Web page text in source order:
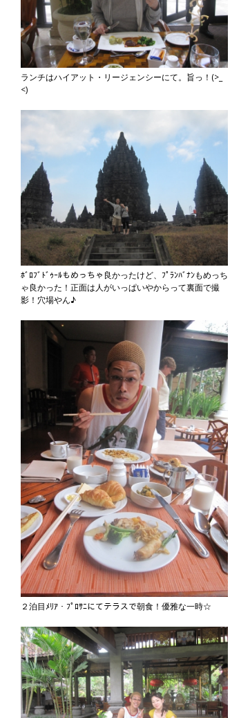
ランチはハイアット・リージェンシーにて。旨っ！(>_
<)
ﾎﾞﾛﾌﾞﾄﾞｩｰﾙもめっちゃ良かったけど、ﾌﾟﾗﾝﾊﾞﾅﾝもめっち
ゃ良かった！正面は人がいっぱいやからって裏面で撮
影！穴場やん♪
２泊目ﾒﾘｱ・ﾌﾟﾛｻﾆにてテラスで朝食！優雅な一時☆